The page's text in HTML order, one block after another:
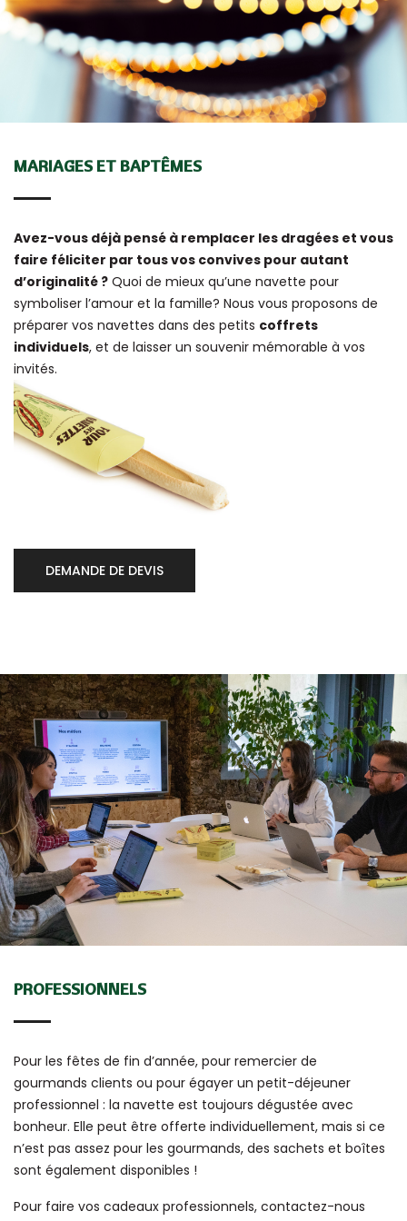
MARIAGES ET BAPTÊMES
Avez-vous déjà pensé à remplacer les dragées et vous
faire féliciter par tous vos convives pour autant
d’originalité ? Quoi de mieux qu’une navette pour
symboliser l’amour et la famille? Nous vous proposons de
préparer vos navettes dans des petits coffrets
individuels, et de laisser un souvenir mémorable à vos
invités.
DEMANDE DE DEVIS
PROFESSIONNELS
Pour les fêtes de fin d’année, pour remercier de
gourmands clients ou pour égayer un petit-déjeuner
professionnel : la navette est toujours dégustée avec
bonheur. Elle peut être offerte individuellement, mais si ce
n’est pas assez pour les gourmands, des sachets et boîtes
sont également disponibles !
Pour faire vos cadeaux professionnels, contactez-nous